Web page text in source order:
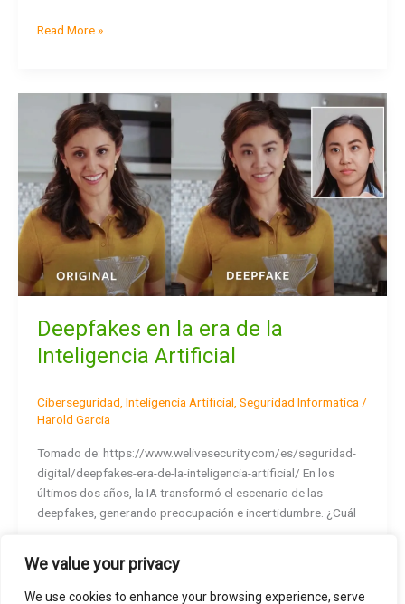
We value your privacy
We use cookies to enhance your browsing experience, serve
Read More »
Deepfakes en la era de la
Inteligencia Artificial
Ciberseguridad Inteligencia Artificial Seguridad Informatica /
Harold Garcia
Tomado de: https://www.welivesecurity.com/es/seguridad-
digital/deepfakes-era-de-la-inteligencia-artificial/ En los
últimos dos años, la IA transformó el escenario de las
deepfakes, generando preocupación e incertidumbre. ¿Cuál
Deepfakes
de
la
Inteligencia
Artificial